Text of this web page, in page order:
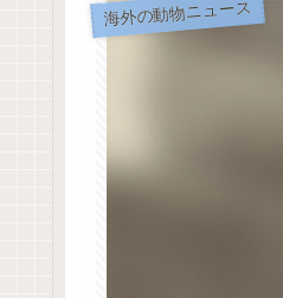
海外の動物ニュース